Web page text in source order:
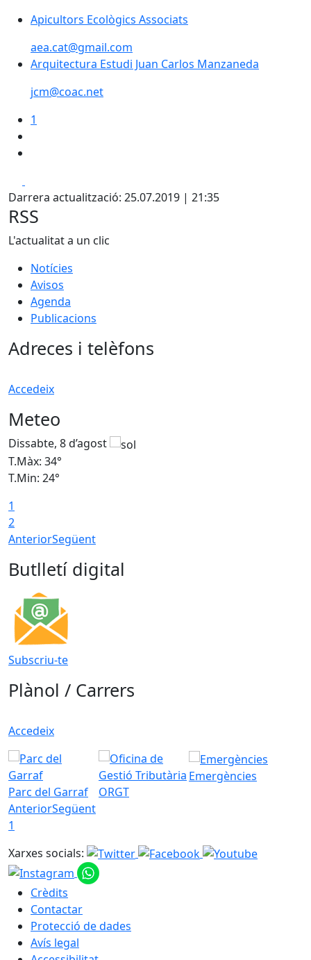
Apicultors Ecològics Associats
Apicultors Ecològics Associats
aea.cat@gmail.com
Arquitectura Estudi Juan Carlos Manzaneda
jcm@coac.net
1
Darrera actualització: 25.07.2019 | 21:35
RSS
L'actualitat a un clic
Notícies
Avisos
Agenda
Publicacions
Adreces i telèfons
Accedeix
Meteo
Dissabte, 8 d’agost
T.Màx: 34°
T.Min: 24°
1
2
AnteriorSegüent
Butlletí digital
Subscriu-te
Plànol / Carrers
Accedeix
Parc del Garraf ORGT
Emergències
AnteriorSegüent
1
Xarxes socials:
Crèdits
Contactar
Protecció de dades
Avís legal